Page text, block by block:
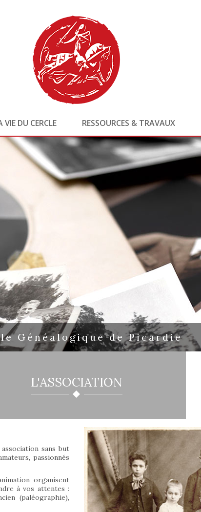
VIE DU CERCLE RESSOURCES & TRAVAUX
Généalogique de Picardie
L'ASSOCIATION
sans but
passionnés
organisent
à vos attentes :
(paléographie),